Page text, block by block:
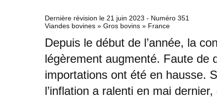
Dernière révision le 21 juin 2023 - Numéro 351
Viandes bovines » Gros bovins » France
Depuis le début de l’année, la
légèrement augmenté. Faute de
importations ont été en hausse.
l’inflation a ralenti en mai